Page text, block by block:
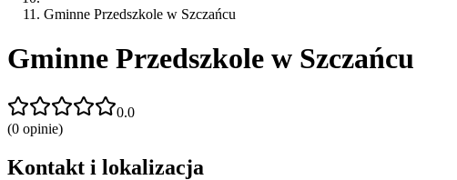
Gminne Przedszkole w Szczańcu
Gminne Przedszkole w Szczańcu
0.0
(0 opinie)
Kontakt i lokalizacja